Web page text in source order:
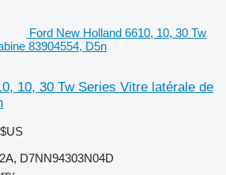
Ford New Holland 6610, 10, 30 Tw
83904554, D5n
10, 30 Tw Series Vitre latérale de
D7NN94303N04D